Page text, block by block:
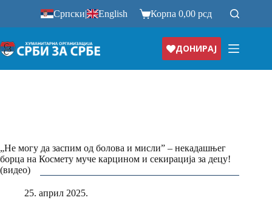
Српски| English Корпа0,00рсд
ДОНИРАЈ
„Не могу да заспим од болова и мисли” – некадашњег
борца на Космету муче карцином и секирација за децу!
(видео)
25. април 2025.